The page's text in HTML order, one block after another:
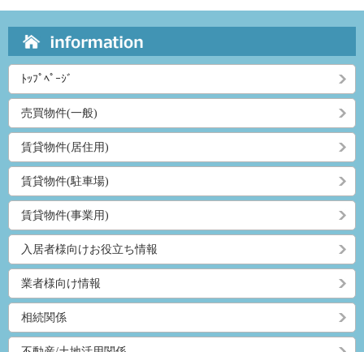
ﾄｯﾌﾟﾍﾟｰｼﾞ
売買物件(一般)
賃貸物件(居住用)
賃貸物件(駐車場)
賃貸物件(事業用)
入居者様向けお役立ち情報
業者様向け情報
相続関係